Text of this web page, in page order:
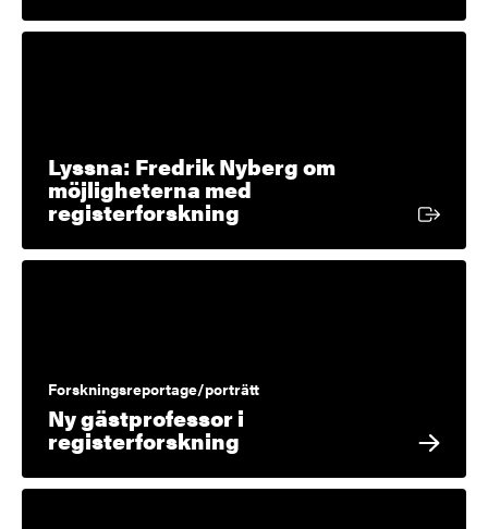
Lyssna: Fredrik Nyberg om
möjligheterna med
registerforskning
Forskningsreportage/porträtt
Ny gästprofessor i
registerforskning